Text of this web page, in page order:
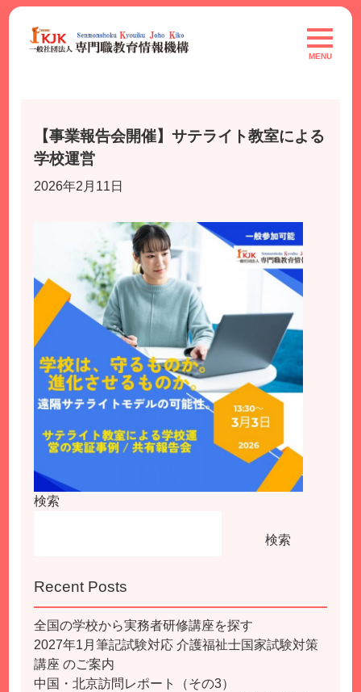
Skip
content
toggle
MENU
【事業報告会開催】サテライト教室による
学校運営
2026年2月11日
検索
検索
Recent Posts
全国の学校から実務者研修講座を探す
2027年1月筆記試験対応 介護福祉士国家試験対策
講座 のご案内
中国・北京訪問レポート（その3）